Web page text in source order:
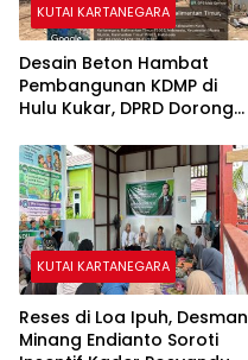
KUTAI KARTANEGARA
Desain Beton Hambat
Pembangunan KDMP di
Hulu Kukar, DPRD Dorong
KUTAI KARTANEGARA
Reses di Loa Ipuh, Desman
Minang Endianto Soroti